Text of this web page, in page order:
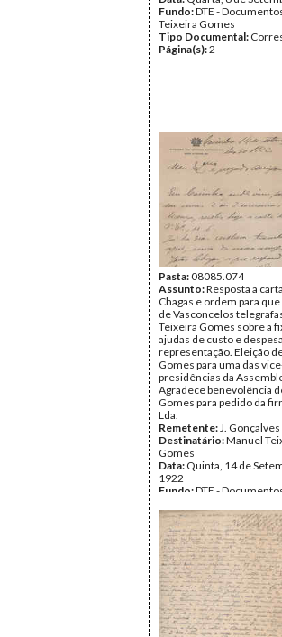
Fundo:DTE -
Teixeira Gomes
Tipo Documental:
Página(s):2
Pasta:08085.074
Assunto:Resposta a
Chagas e ordem para
de Vasconcelos
Teixeira Gomes sobre a
ajudas de custo e
representação. Eleição
Gomes para uma das
presidências da
Agradece benevolência
Gomes para pedido da
Lda.
Remetente:J.
Destinatário:Manuel
Gomes
Data: Quinta, 14 de
1922
Fundo:DTE -
Tipo Documental:
Página(s): 4